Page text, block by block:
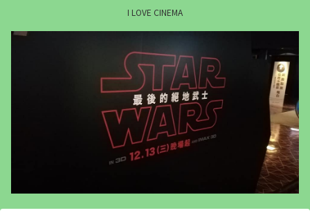
I LOVE CINEMA